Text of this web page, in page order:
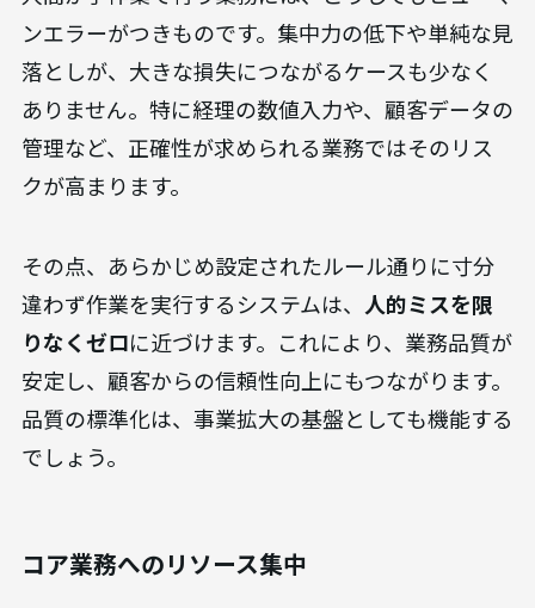
ンエラーがつきものです。集中力の低下や単純な見
落としが、大きな損失につながるケースも少なく
ありません。特に経理の数値入力や、顧客データの
管理など、正確性が求められる業務ではそのリス
クが高まります。
その点、あらかじめ設定されたルール通りに寸分
違わず作業を実行するシステムは、 人的ミスを限
りなくゼロに近づけます。これにより、業務品質が
安定し、顧客からの信頼性向上にもつながります。
品質の標準化は、事業拡大の基盤としても機能する
でしょう。
コア業務へのリソース集中